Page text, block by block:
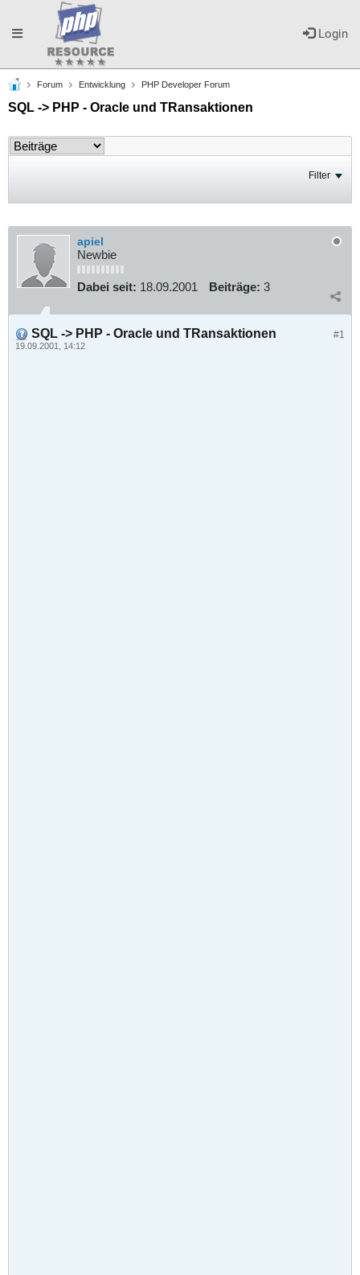
Login
Toggle
navigation
Forum Entwicklung PHP Developer Forum
SQL -> PHP - Oracle und TRansaktionen
Filter
apiel
Newbie
Dabei seit: 18.09.2001 Beiträge: 3
#1
SQL -> PHP - Oracle und TRansaktionen
19.09.2001, 14:12